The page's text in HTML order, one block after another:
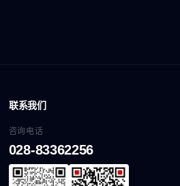
联系我们
咨询电话
028-83362256